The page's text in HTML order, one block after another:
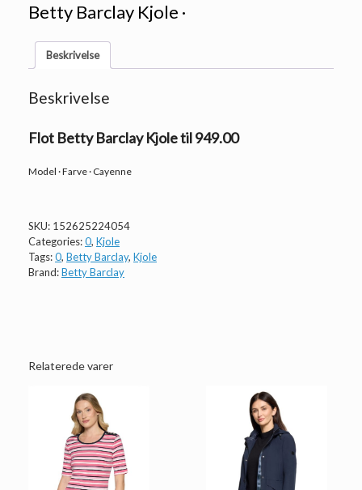
Betty Barclay Kjole ·
Beskrivelse
Beskrivelse
Flot Betty Barclay Kjole til 949.00
Model · Farve · Cayenne
SKU: 152625224054
Categories:0, Kjole
Tags:0, Betty Barclay, Kjole
Brand:Betty Barclay
Relaterede varer